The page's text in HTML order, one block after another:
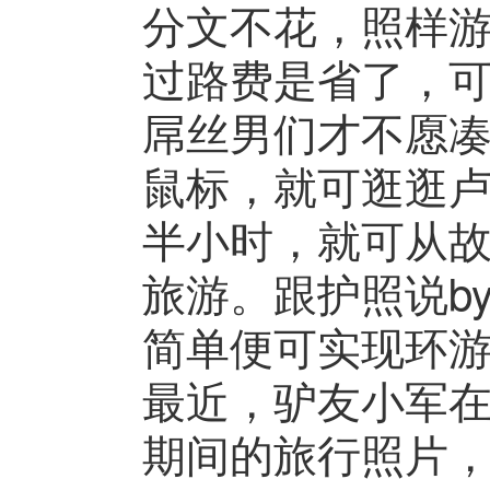
分文不花，照样
过路费是省了，
屌丝男们才不愿
鼠标，就可逛逛
半小时，就可从
旅游。跟护照说
简单便可实现环
最近，驴友小军
期间的旅行照片